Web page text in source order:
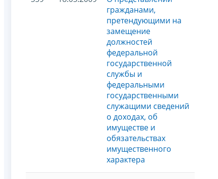
гражданами,
претендующими на
замещение
должностей
федеральной
государственной
службы и
федеральными
государственными
служащими сведений
о доходах, об
имуществе и
обязательствах
имущественного
характера